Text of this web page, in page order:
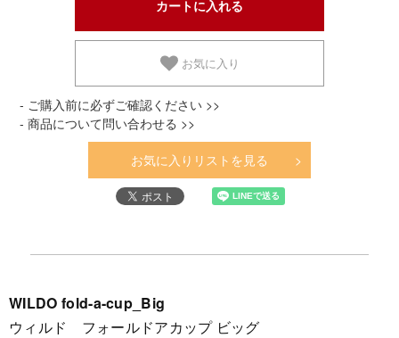
お気に入り
- ご購入前に必ずご確認ください >>
- 商品について問い合わせる >>
お気に入りリストを見る
WILDO fold-a-cup_Big
ウィルド フォールドアカップ ビッグ